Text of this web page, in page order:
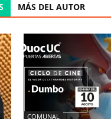
MÁS DEL AUTOR
COMUNAL